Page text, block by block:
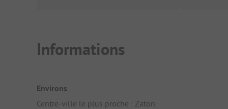
Informations
Environs
Centre-ville le plus proche : Zaton